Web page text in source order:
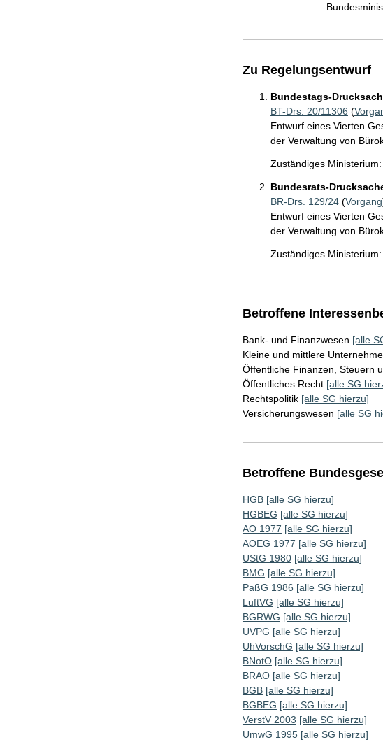
Zu Regelungsentwurf
Bundestags-
BT-Drs. 20/11306 (
Entwurf eines Vierten
der Verwaltung von
Zuständiges Ministerium:
Bundesrats-
BR-Drs. 129/24(Vorgang
Entwurf eines Vierten
der Verwaltung von
Zuständiges Ministerium:
Betroffene
Bank- und Finanzwesen [alle
Kleine und mittlere
Öffentliche Finanzen, Steuern
Öffentliches Recht [alle SG
Rechtspolitik [alle SG hierzu]
Versicherungswesen [alle SG
Betroffene
HGB [alle SG hierzu]
HGBEG [alle SG hierzu]
AO 1977 [alle SG hierzu]
AOEG 1977 [alle SG hierzu]
UStG 1980 [alle SG hierzu]
BMG [alle SG hierzu]
PaßG 1986 [alle SG hierzu]
LuftVG [alle SG hierzu]
BGRWG [alle SG hierzu]
UVPG [alle SG hierzu]
UhVorschG [alle SG hierzu]
BNotO [alle SG hierzu]
BRAO [alle SG hierzu]
BGB [alle SG hierzu]
BGBEG [alle SG hierzu]
VerstV 2003 [alle SG hierzu]
UmwG 1995 [alle SG hierzu]